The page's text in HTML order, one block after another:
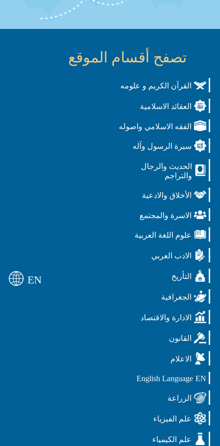
تصفح أقسام الموقع
القرآن الكريم و علومه
العقائد الاسلامية
الفقه الاسلامي واصوله
سيرة الرسول وآله
الحديث والرجال
والتراجم
الأخلاق والادعية
الاسرة والمجتمع
علوم اللغة العربية
الادب العربي
التأريخ
الجغرافية
الادارة والاقتصاد
القانون
الاعلام
EN
English Language
الزراعة
علم الفيزياء
علم الكيمياء
EN